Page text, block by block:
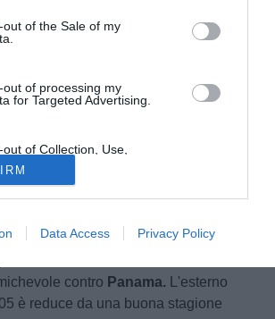
out of the Sale of my
out of processing my
for Targeted Advertising.
of Collection, Use,
and/or Sharing of my
that Is Unrelated with the
it was collected.
Data Access Privacy Policy
presente in quarta serie permette di
riscatto, sogni e orgoglio. Sono diversi
quello di Faizal
Coppa D'Africa
Sant'Angelo ha già esordito con la
contro Panama.
L'esterno
è reduce da una buona stagione